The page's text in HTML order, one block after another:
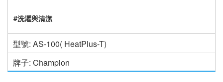
#洗濯與清潔
型號: AS-100( HeatPlus-T)
牌子: Champion